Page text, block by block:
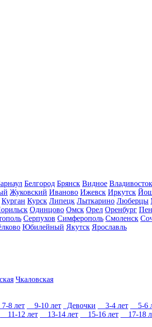
Белгород Брянск Видное Владивосток
Жуковский Иваново Ижевск Иркутск
Курган Курск Липецк Лыткарино Люберцы
Одинцово Омск Орел Оренбург
Серпухов Симферополь Смоленск
Юбилейный Якутск Ярославль
Чкаловская
8 лет 9-10 лет Девочки 3-4 лет 5-6
11-12 лет 13-14 лет 15-16 лет 17-18